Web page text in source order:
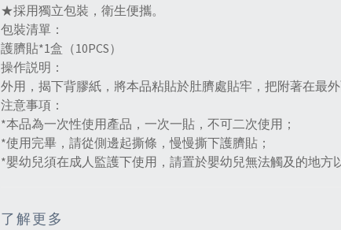
★採用獨立包裝，衛生便攜。
包裝清單：
護臍貼*1盒（10PCS）
操作説明：
外用，揭下背膠紙，將本品粘貼於肚臍處貼牢，把附著在最
注意事項：
*本品為一次性使用產品，一次一貼，不可二次使用；
*使用完畢，請從側邊起撕條，慢慢撕下護臍貼；
*嬰幼兒須在成人監護下使用，請置於嬰幼兒無法觸及的地方
了解更多